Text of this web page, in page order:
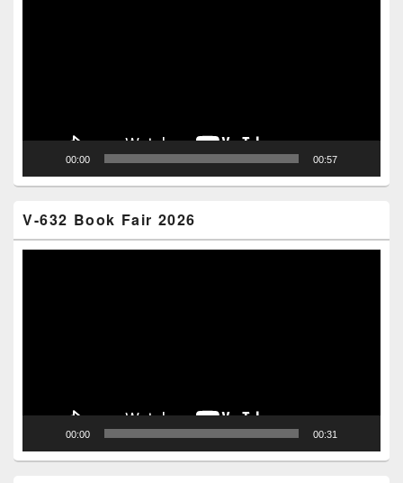
00:00 00:57
V-632 Book Fair 2026
00:00 00:31